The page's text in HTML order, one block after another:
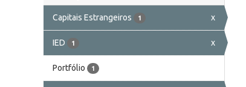
Capitais Estrangeiros 1 x
IED 1 x
Portfólio 1